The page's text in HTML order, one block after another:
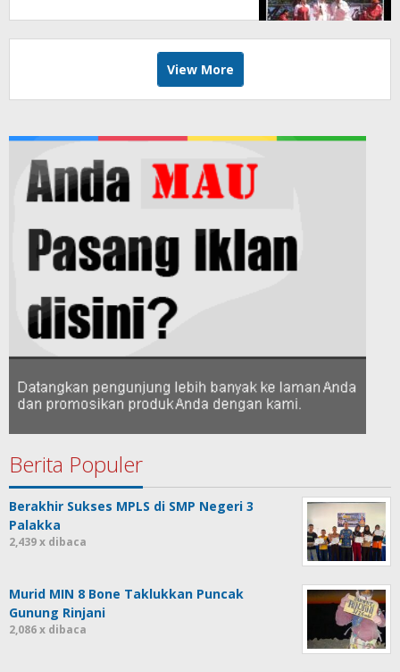
View More
Berita Populer
Berakhir Sukses MPLS di SMP Negeri 3
Palakka
2,439 x dibaca
Murid MIN 8 Bone Taklukkan Puncak
Gunung Rinjani
2,086 x dibaca